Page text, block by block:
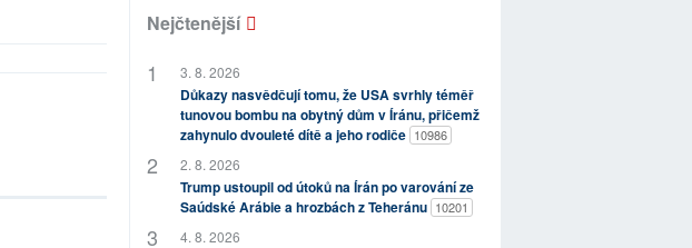
Nejčtenější
3. 8. 2026
Důkazy nasvědčují tomu, že USA svrhly téměř
tunovou bombu na obytný dům v Íránu, přičemž
zahynulo dvouleté dítě a jeho rodiče 10986
2. 8. 2026
Trump ustoupil od útoků na Írán po varování ze
Saúdské Arábie a hrozbách z Teheránu 10201
4. 8. 2026